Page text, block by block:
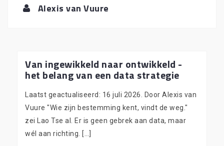
Alexis van Vuure
Van ingewikkeld naar ontwikkeld -
het belang van een data strategie
Laatst geactualiseerd: 16 juli 2026. Door Alexis van
Vuure "Wie zijn bestemming kent, vindt de weg."
zei Lao Tse al. Er is geen gebrek aan data, maar
wél aan richting. […]